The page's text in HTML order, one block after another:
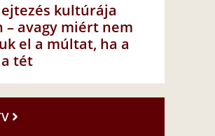
kultúrája
– avagy miért nem
el a múltat, ha a
tét